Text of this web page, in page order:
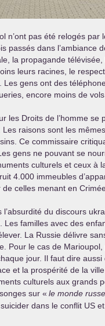
pas été relogés
passés dans
la propagande
leurs racines, le
gens ont des
encore moins de vols
les Droits de l’homme
raisons sont les
Ce commissaire
gens ne pouvant se
culturels et ceux à
4.000 immeubles
celles menant en
du discours
familles avec des
La Russie délivre
Pour le cas de
jour. Il faut dire
et la prospérité de la
culturels aux
sur « le monde russe
dans le conflit US